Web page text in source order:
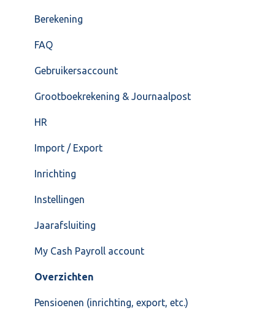
Overig
FAQ – Beëindiging CASH Lonen en overstap naar
Berekening
FAQ
Gebruikersaccount
Grootboekrekening & Journaalpost
HR
Import / Export
Inrichting
Instellingen
Jaarafsluiting
My Cash Payroll account
Overzichten
Pensioenen (inrichting, export, etc.)